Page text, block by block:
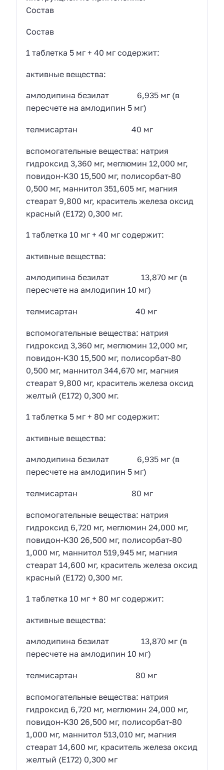
Состав
Состав
1 таблетка 5 мг + 40 мг содержит:
активные вещества:
амлодипина безилат 6,935 мг (в
пересчете на амлодипин 5 мг)
телмисартан 40 мг
вспомогательные вещества: натрия
гидроксид 3,360 мг, меглюмин 12,000 мг,
повидон-K30 15,500 мг, полисорбат-80
0,500 мг, маннитол 351,605 мг, магния
стеарат 9,800 мг, краситель железа оксид
красный (Е172) 0,300 мг.
1 таблетка 10 мг + 40 мг содержит:
активные вещества:
амлодипина безилат 13,870 мг (в
пересчете на амлодипин 10 мг)
телмисартан 40 мг
вспомогательные вещества: натрия
гидроксид 3,360 мг, меглюмин 12,000 мг,
повидон-K30 15,500 мг, полисорбат-80
0,500 мг, маннитол 344,670 мг, магния
стеарат 9,800 мг, краситель железа оксид
желтый (Е172) 0,300 мг.
1 таблетка 5 мг + 80 мг содержит:
активные вещества:
амлодипина безилат 6,935 мг (в
пересчете на амлодипин 5 мг)
телмисартан 80 мг
вспомогательные вещества: натрия
гидроксид 6,720 мг, меглюмин 24,000 мг,
повидон-K30 26,500 мг, полисорбат-80
1,000 мг, маннитол 519,945 мг, магния
стеарат 14,600 мг, краситель железа оксид
красный (Е172) 0,300 мг.
1 таблетка 10 мг + 80 мг содержит:
активные вещества:
амлодипина безилат 13,870 мг (в
пересчете на амлодипин 10 мг)
телмисартан 80 мг
вспомогательные вещества: натрия
гидроксид 6,720 мг, меглюмин 24,000 мг,
повидон-K30 26,500 мг, полисорбат-80
1,000 мг, маннитол 513,010 мг, магния
стеарат 14,600 мг, краситель железа оксид
желтый (Е172) 0,300 мг